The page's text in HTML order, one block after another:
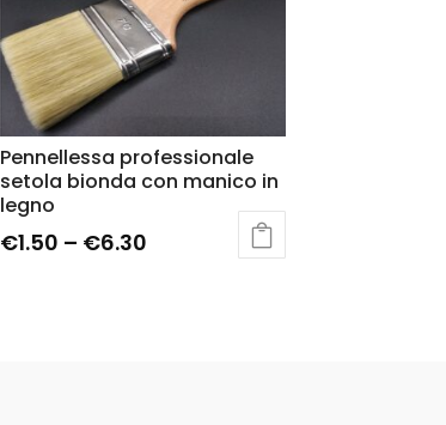
Pennellessa professionale
setola bionda con manico in
legno
€1.50 – €6.30